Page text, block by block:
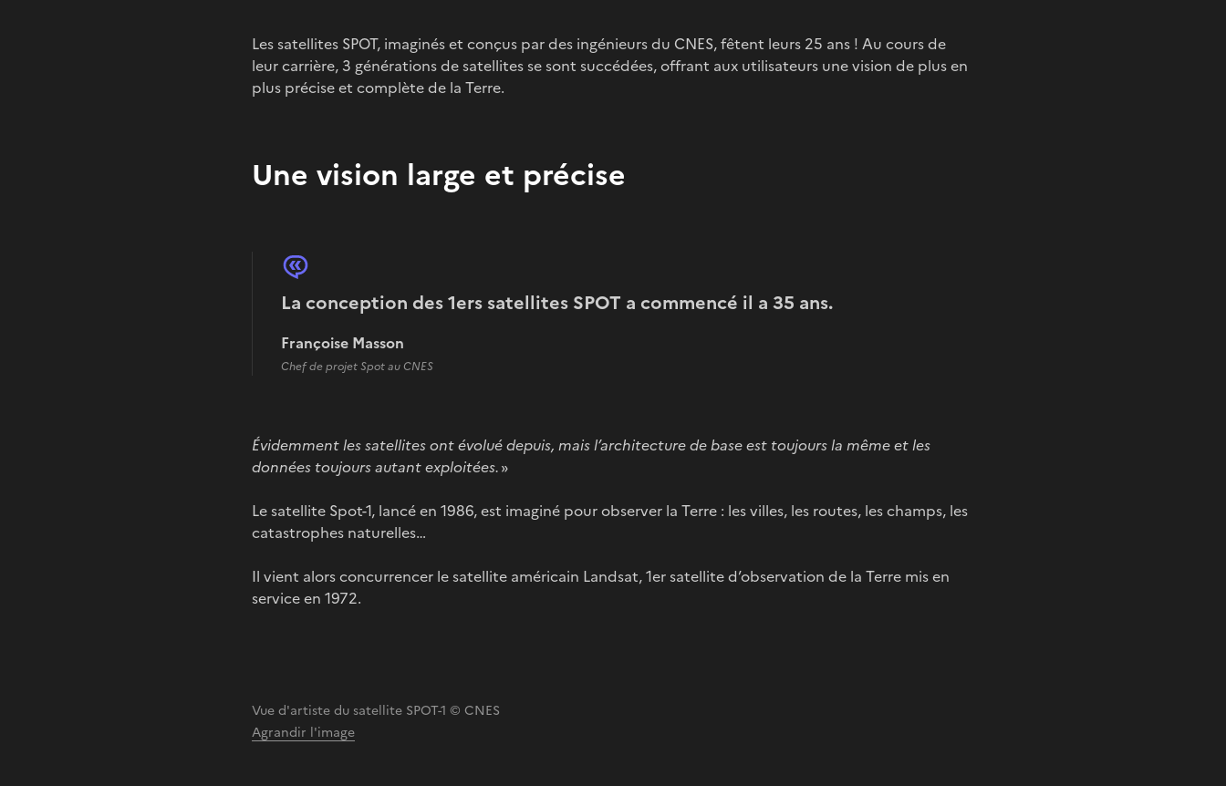
Les satellites SPOT, imaginés et conçus par des ingénieurs du CNES, fêtent leurs 25 ans ! Au cours de
leur carrière, 3 générations de satellites se sont succédées, offrant aux utilisateurs une vision de plus en
plus précise et complète de la Terre.
Une vision large et précise
La conception des 1ers satellites SPOT a commencé il a 35 ans.
Françoise Masson
Chef de projet Spot au CNES
Évidemment les satellites ont évolué depuis, mais l’architecture de base est toujours la même et les
données toujours autant exploitées.»
Le satellite Spot-1, lancé en 1986, est imaginé pour observer la Terre : les villes, les routes, les champs, les
catastrophes naturelles…
Il vient alors concurrencer le satellite américain Landsat, 1er satellite d’observation de la Terre mis en
service en 1972.
Vue d'artiste du satellite SPOT-1 © CNES
Agrandir l'image